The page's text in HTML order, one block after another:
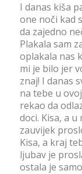
I danas kiša
one noči kad
da zajedno
Plakala sam
oplakala nas
mi je bilo jer
znaj! I danas
na tebe u
rekao da
doci. Kisa, a
zauvijek
Kisa, a kraj
ljubav je
ostala je